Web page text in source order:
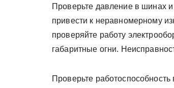
Проверьте давление в шинах
привести к неравномерному
проверяйте работу
габаритные огни.
Проверьте